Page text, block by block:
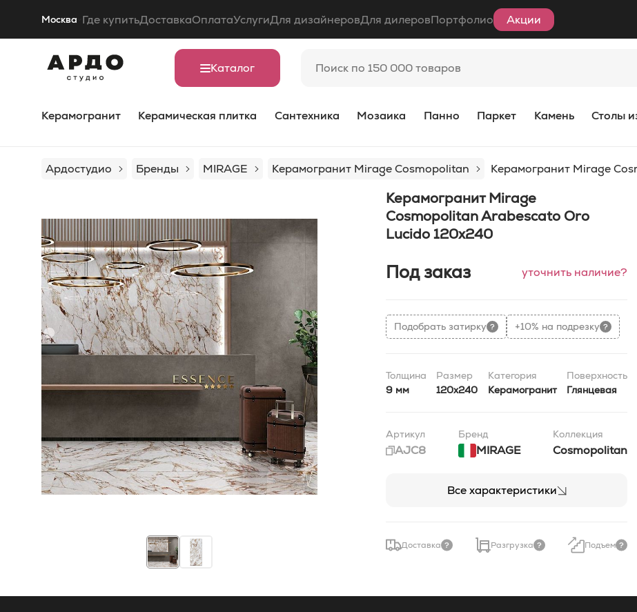
Москва Где купитьДоставкаОплатаУслугиДля дизайнеровДля дилеровПортфолио Акции
Каталог
Керамогранит Керамическая плитка Сантехника Мозаика Панно Паркет Камень Столы
Ардостудио Бренды MIRAGE Керамогранит Mirage Cosmopolitan Керамогранит Mirage
Керамогранит Mirage
Cosmopolitan Arabescato Oro
Lucido 120x240
Под заказ уточнить наличие?
Подобрать затирку +10% на подрезку
Толщина
9 мм
Размер
120x240
Категория
Керамогранит
Поверхность
Глянцевая
Артикул
AJC8
Бренд
MIRAGE
Коллекция
Cosmopolitan
Все характеристики
Доставка Разгрузка Подъем